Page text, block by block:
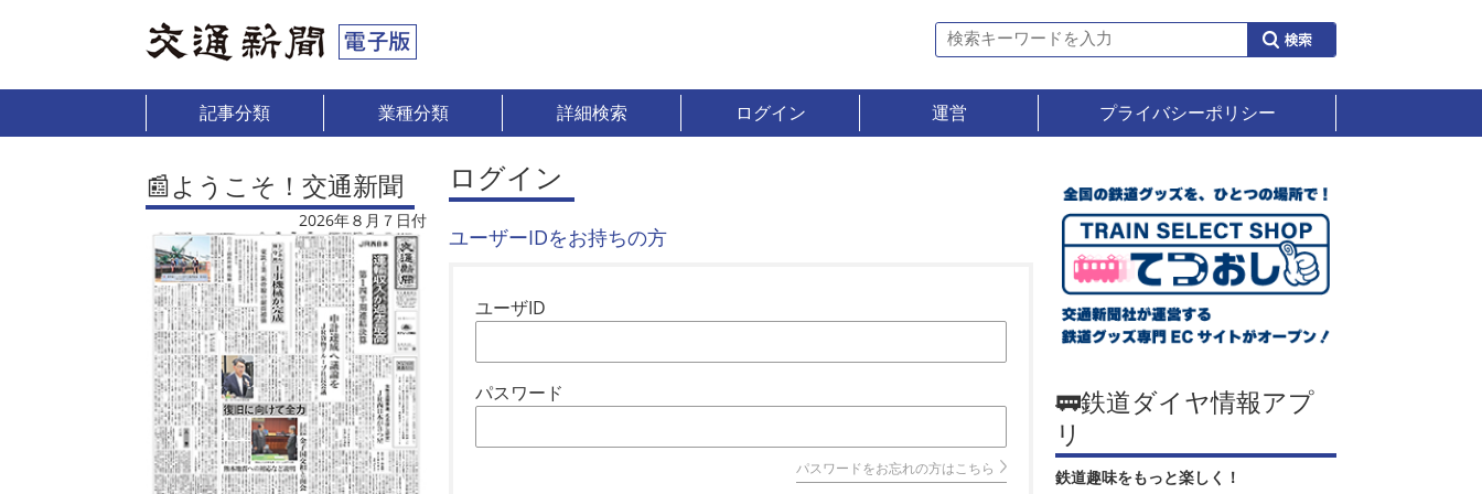
記事分類 業種分類 詳細検索 ログイン 運営 プライバシーポリシー
📰ようこそ！交通新聞
2026年８月７日付
ログイン
ユーザーIDをお持ちの方
ユーザID
パスワード
パスワードをお忘れの方はこちら
🚃鉄道ダイヤ情報アプ
リ
鉄道趣味をもっと楽しく！